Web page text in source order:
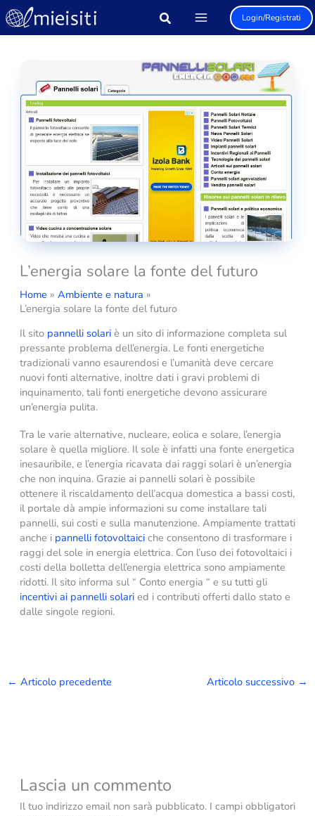
Vai
al
contenuto
Login/Registrati
L’energia solare la fonte del futuro
Home
Ambiente e natura
L’energia solare la fonte del futuro
Il sito pannelli solari è un sito di informazione completa sul
pressante problema dell’energia. Le fonti energetiche
tradizionali vanno esaurendosi e l’umanità deve cercare
nuovi fonti alternative, inoltre dati i gravi problemi di
inquinamento, tali fonti energetiche devono assicurare
un’energia pulita.
Tra le varie alternative, nucleare, eolica e solare, l’energia
solare è quella migliore. Il sole è infatti una fonte energetica
inesauribile, e l’energia ricavata dai raggi solari è un’energia
che non inquina. Grazie ai pannelli solari è possibile
ottenere il riscaldamento dell’acqua domestica a bassi costi,
il portale dà ampie informazioni su come installare tali
pannelli, sui costi e sulla manutenzione. Ampiamente trattati
anche i pannelli fotovoltaiciche consentono di trasformare i
raggi del sole in energia elettrica. Con l’uso dei fotovoltaici i
costi della bolletta dell’energia elettrica sono ampiamente
ridotti. Il sito informa sul “ Conto energia “ e su tutti gli
incentivi ai pannelli solaried i contributi offerti dallo stato e
dalle singole regioni.
← Articolo precedente Articolo successivo →
Lascia un commento
Il tuo indirizzo email non sarà pubblicato. I campi obbligatori